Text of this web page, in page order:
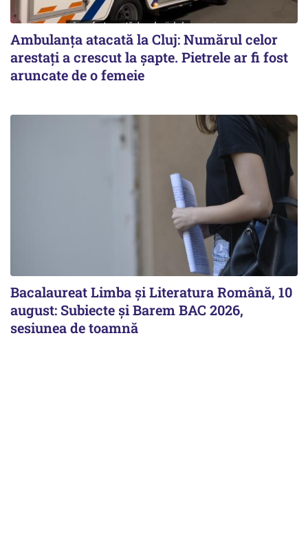
Ambulanța atacată la Cluj: Numărul celor
arestați a crescut la șapte. Pietrele ar fi fost
aruncate de o femeie
Bacalaureat Limba și Literatura Română, 10
august: Subiecte și Barem BAC 2026,
sesiunea de toamnă